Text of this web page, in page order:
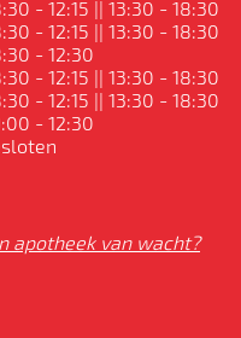
- 12:15 || 13:30 - 18:30
- 12:15 || 13:30 - 18:30
- 12:30
- 12:15 || 13:30 - 18:30
- 12:15 || 13:30 - 18:30
- 12:30
apotheek van wacht?